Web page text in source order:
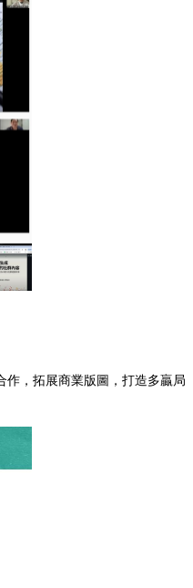
，拓展商業版圖，打造多贏局